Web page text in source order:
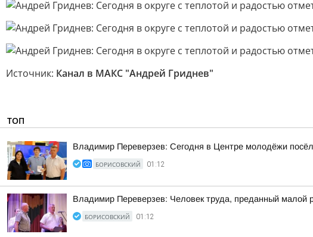
Источник: Канал в МАКС "Андрей Гриднев"
ТОП
Владимир Переверзев: Сегодня в Центре молодёжи
БОРИСОВСКИЙ 01:12
Владимир Переверзев: Человек труда, преданный малой
БОРИСОВСКИЙ 01:12